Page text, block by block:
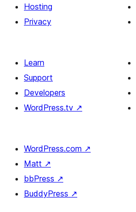
Hosting
Privacy
Learn
Support
Developers
WordPress.tv ↗
WordPress.com ↗
Matt ↗
bbPress ↗
BuddyPress ↗